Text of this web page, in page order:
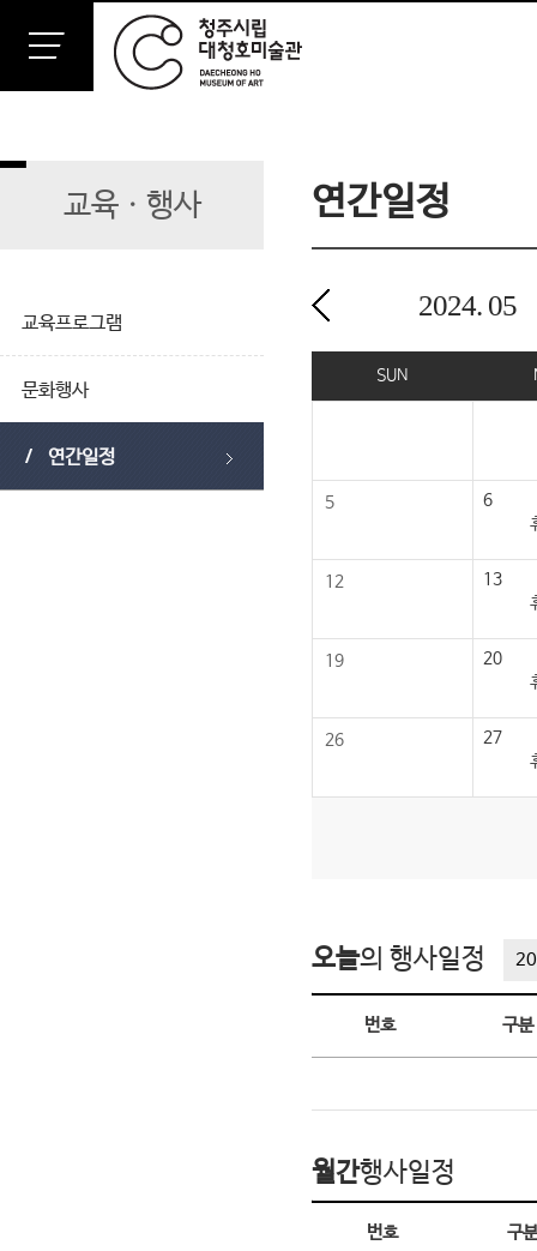
교육ㆍ행사
교육프로그램
문화행사
연간일정
연간일정
2024. 05
SUN
5 6
12 13
19 20
26 27
오늘의 행사일정
번호 구분
월간행사일정
번호 구분